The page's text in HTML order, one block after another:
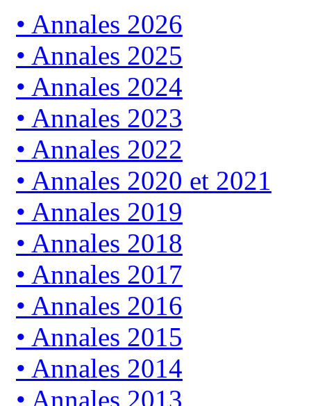
Annales 2026
Annales 2025
Annales 2024
Annales 2023
Annales 2022
Annales 2020 et 2021
Annales 2019
Annales 2018
Annales 2017
Annales 2016
Annales 2015
Annales 2014
Annales 2013